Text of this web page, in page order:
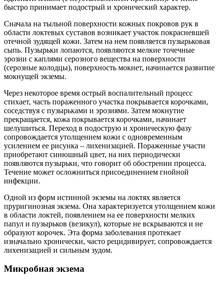
быстро принимает подострый и хронический характер.
Сначала на тыльной поверхности кожных покровов рук в
области локтевых суставов возникает участок покрасневшей
отечной зудящей кожи. Затем на нем появляется пузырьковая
сыпь. Пузырьки лопаются, появляются мелкие точечные
эрозии с каплями серозного вещества на поверхности
(серозные колодцы), поверхность мокнет, начинается развитие
мокнущей экземы.
Через некоторое время острый воспалительный процесс
стихает, часть пораженного участка покрывается корочками,
соседствуя с пузырьками и эрозиями. Затем мокнутие
прекращается, кожа покрывается корочками, начинает
шелушиться. Переход в подострую и хроническую фазу
сопровождается утолщением кожи с одновременным
усилением ее рисунка – лихенизацией. Пораженные участи
приобретают синюшный цвет, на них периодически
появляются пузырьки, что говорит об обострении процесса.
Течение может осложниться присоединением гнойной
инфекции.
Одной из форм истинной экземы на локтях является
пруригинозная экзема. Она характеризуется утолщением кожи
в области локтей, появлением на ее поверхности мелких
папул и пузырьков (везикул), которые не вскрываются и не
образуют корочек. Эта форма заболевания протекает
изначально хронически, часто рецидивирует, сопровождается
лихенизацией и сильным зудом.
Микробная экзема